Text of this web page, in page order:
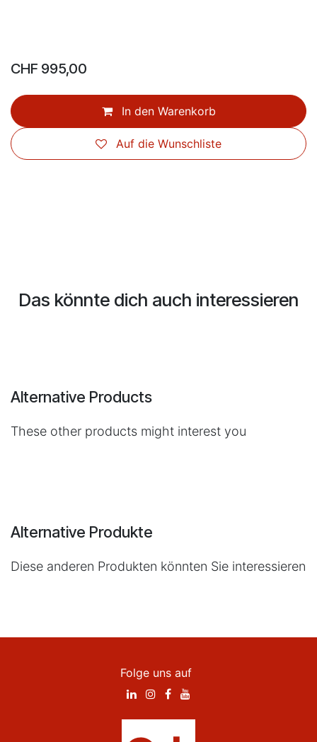
CHF 995,00
In den Warenkorb
Auf die Wunschliste
Das könnte dich auch interessieren
Alternative Products
These other products might interest you
Alternative Produkte
Diese anderen Produkten könnten Sie interessieren
Folge uns auf